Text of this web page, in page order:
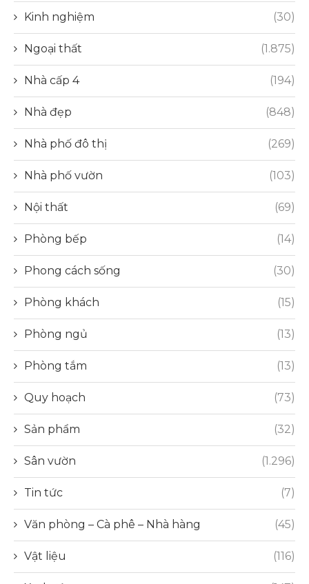
Kinh nghiệm (30)
Ngoại thất (1.875)
Nhà cấp 4 (194)
Nhà đẹp (848)
Nhà phố đô thị (269)
Nhà phố vườn (103)
Nội thất (69)
Phòng bếp (14)
Phong cách sống (30)
Phòng khách (15)
Phòng ngủ (13)
Phòng tắm (13)
Quy hoạch (73)
Sản phẩm (32)
Sân vườn (1.296)
Tin tức (7)
Văn phòng – Cà phê – Nhà hàng (45)
Vật liệu (116)